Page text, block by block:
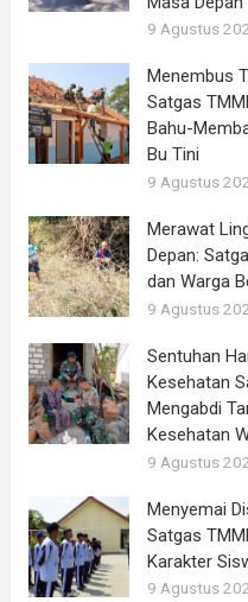
9 Agustus
Menembus
Satgas
Bahu-
Bu Tini
9 Agustus
Merawat
Depan:
dan Warga
9 Agustus
Sentuhan
Kesehatan
Mengabdi
Kesehatan
9 Agustus
Menyemai
Satgas
Karakter
9 Agustus